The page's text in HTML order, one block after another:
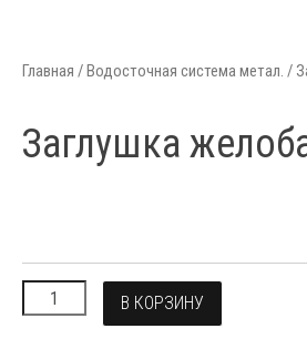
Главная /Водосточная система метал. /
Заглушка
В КОРЗИНУ